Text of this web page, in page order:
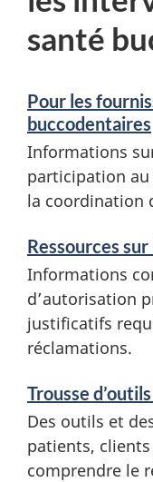
santé
Pour les
buccodentaires
Informations
participation au
la coordination
Ressources
Informations
d’autorisation
justificatifs
réclamations.
Trousse
Des outils et
patients,
comprendre le